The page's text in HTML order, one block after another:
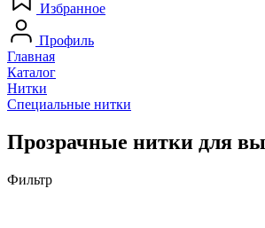
Избранное
Профиль
Главная
Каталог
Нитки
Специальные нитки
Прозрачные нитки для
Фильтр